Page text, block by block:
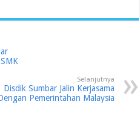
Selanjutnya
Disdik Sumbar Jalin Kerjasama
Pemerintahan Malaysia